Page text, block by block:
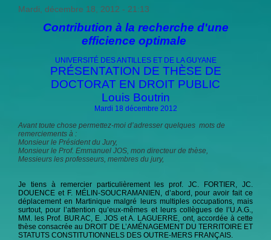
Mardi, décembre 18, 2012 - 21:13
Contribution à la recherche d'une
efficience optimale
UNIVERSITÉ DES ANTILLES ET DE LA GUYANE
PRÉSENTATION DE THÈSE DE
DOCTORAT EN DROIT PUBLIC
Louis Boutrin
Mardi 18 décembre 2012
Avant toute chose permettez-moi d’adresser quelques mots de
remerciements à :
Monsieur le Président du Jury,
Monsieur le Prof. Emmanuel JOS, mon directeur de thèse,
Messieurs les professeurs, membres du jury,
Je tiens à remercier particulièrement les prof. JC. FORTIER, JC.
DOUENCE et F. MÉLIN-SOUCRAMANIEN, d’abord, pour avoir fait ce
déplacement en Martinique malgré leurs multiples occupations, mais
surtout, pour l’attention qu’eux-mêmes et leurs collègues de l’U.A.G.,
MM. les Prof. BURAC, E. JOS et A. LAGUERRE, ont, accordée à cette
thèse consacrée au DROIT DE L’AMÉNAGEMENT DU TERRITOIRE ET
STATUTS CONSTITUTIONNELS DES OUTRE-MERS FRANÇAIS.